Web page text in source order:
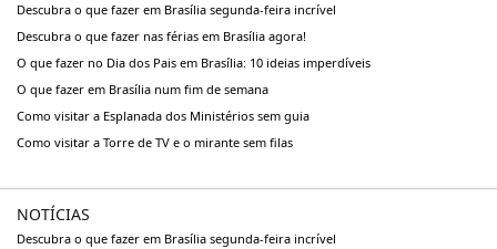
Descubra o que fazer em Brasília segunda-feira incrível
Descubra o que fazer nas férias em Brasília agora!
O que fazer no Dia dos Pais em Brasília: 10 ideias imperdíveis
O que fazer em Brasília num fim de semana
Como visitar a Esplanada dos Ministérios sem guia
Como visitar a Torre de TV e o mirante sem filas
NOTÍCIAS
Descubra o que fazer em Brasília segunda-feira incrível